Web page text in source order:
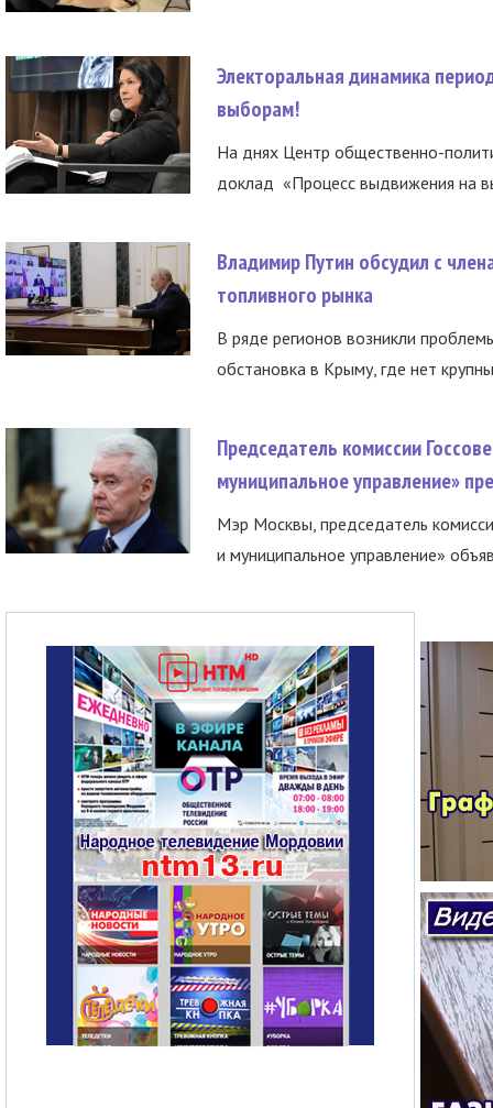
Электоральная динамика
выборам!
На днях Центр общественно-
доклад «Процесс выдвижения на
Владимир Путин обсудил с
топливного рынка
В ряде регионов возникли
обстановка в Крыму, где нет
Председатель комиссии
муниципальное управление»
Мэр Москвы, председатель
и муниципальное управление»